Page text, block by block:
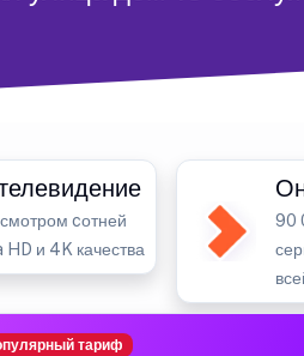
cотней
и 4K качества
90
тариф